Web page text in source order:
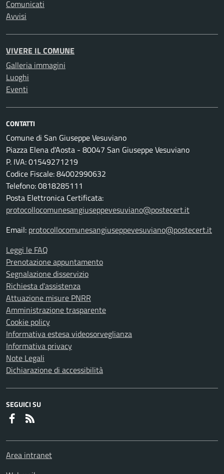
Comunicati
Avvisi
VIVERE IL COMUNE
Galleria immagini
Luoghi
Eventi
CONTATTI
Comune di San Giuseppe Vesuviano
Piazza Elena d'Aosta - 80047 San Giuseppe Vesuviano
P. IVA: 01549271219
Codice Fiscale: 84002990632
Telefono: 0818285111
Posta Elettronica Certificata:
protocollocomunesangiuseppevesuviano@postecert.it
Email: protocollocomunesangiuseppevesuviano@postecert.it
Leggi le FAQ
Prenotazione appuntamento
Segnalazione disservizio
Richiesta d'assistenza
Attuazione misure PNRR
Amministrazione trasparente
Cookie policy
Informativa estesa videosorveglianza
Informativa privacy
Note Legali
Dichiarazione di accessibilità
SEGUICI SU
Faceboook
Area intranet